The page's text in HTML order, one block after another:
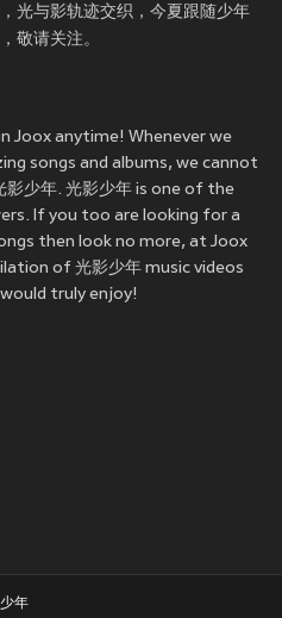
光与影轨迹交织，今夏跟随少年
敬请关注。
Joox anytime! Whenever we
songs and albums, we cannot
少年. 光影少年 is one of the
If you too are looking for a
then look no more, at Joox
of 光影少年 music videos
truly enjoy!
年